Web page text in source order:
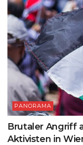
PANORAMA
Brutaler Angriff
Aktivisten in